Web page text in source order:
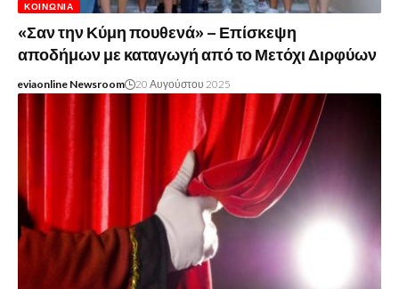
ΚΟΙΝΩΝΊΑ
«Σαν την Κύμη πουθενά» – Επίσκεψη
αποδήμων με καταγωγή από το Μετόχι Διρφύων
eviaonline Newsroom 20 Αυγούστου 2025